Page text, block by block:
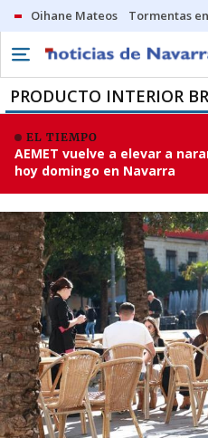
Oihane Mateos Tormentas
PRODUCTO INTERIOR
EL TIEMPO
AEMET vuelve a elevar a
hoy domingo en Navarra